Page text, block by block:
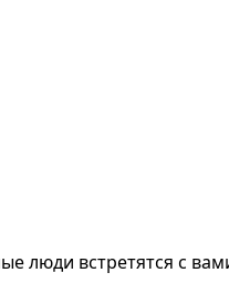
люди встретятся с